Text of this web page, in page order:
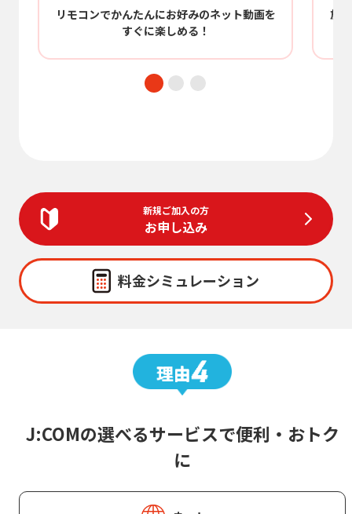
リモコンでかんたんにお好みのネット動画を
すぐに楽しめる！
放
新規ご加入の方
お申し込み
料金シミュレーション
J:COMの選べるサービスで便利・おトク
に